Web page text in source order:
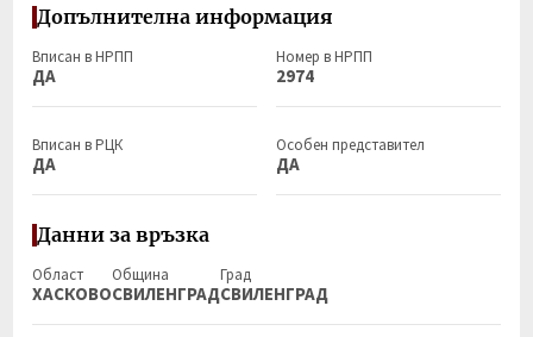
Допълнителна информация
Вписан в НРПП
ДА
Номер в НРПП
2974
Вписан в РЦК
ДА
Особен представител
ДА
Данни за връзка
Област
ХАСКОВО
Община
СВИЛЕНГРАД
Град
СВИЛЕНГРАД